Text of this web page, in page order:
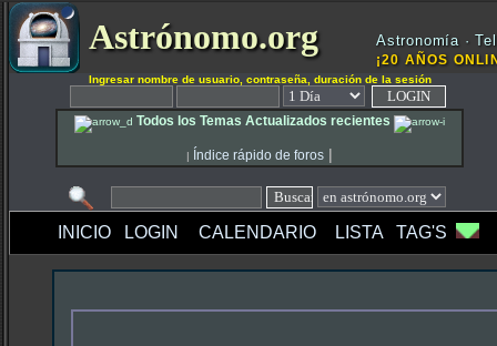
Astrónomo.org Astronomía ·
¡20 AÑOS
Ingresar nombre de usuario, contraseña, duración de la sesión
Todos los Temas Actualizados recientes
| Índice rápido de foros |
INICIO LOGIN CALENDARIO LISTA TAG'S